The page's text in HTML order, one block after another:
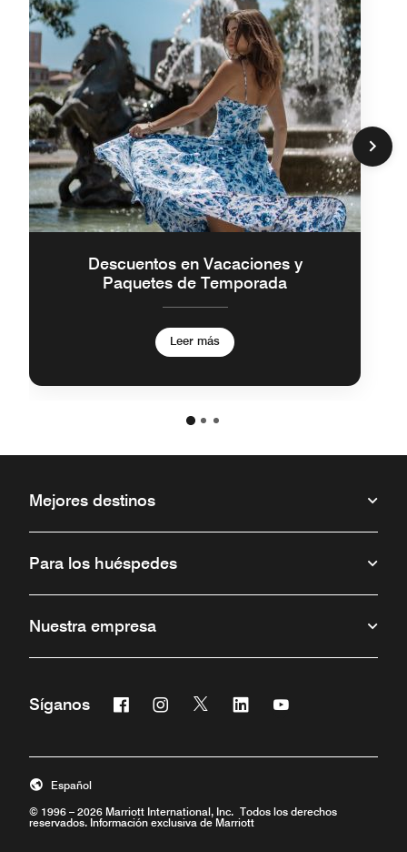
Descuentos en Vacaciones y
Paquetes de Temporada
Leer más
Mejores destinos
Para los huéspedes
Nuestra empresa
Síganos Facebook
Abre una ventana nueva
Instagram
Abre una ventana nueva
Twitter
Abre una ventana nueva
Linkedin
Abre una ventana nueva
Abre una ventana
© 1996 – 2026 Marriott International, Inc. Todos los derechos
reservados. Información exclusiva de Marriott
Español